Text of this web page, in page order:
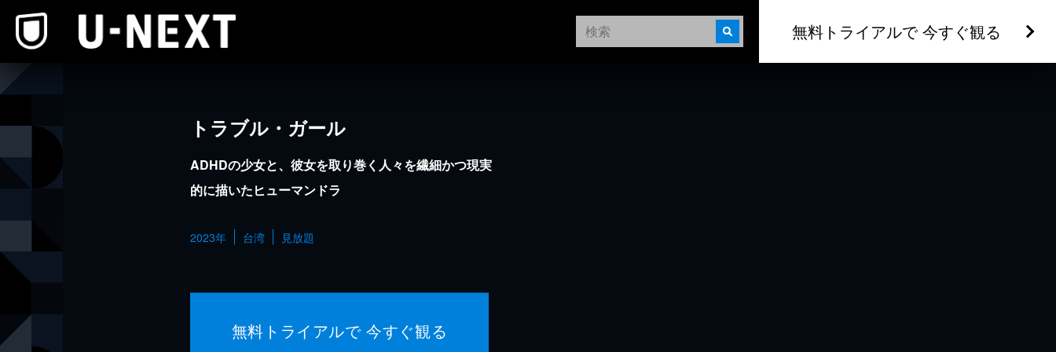
無料トライアルで 今すぐ観る
トラブル・ガール
ADHDの少女と、彼女を取り巻く人々を繊細かつ現実
的に描いたヒューマンドラ
2023年 台湾 見放題
無料トライアルで 今すぐ観る